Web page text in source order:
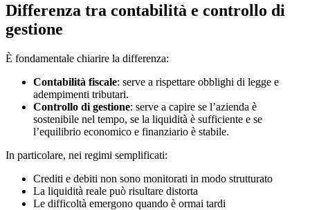
Differenza tra contabilità e controllo di
gestione
È fondamentale chiarire la differenza:
Contabilità fiscale: serve a rispettare obblighi di legge e
adempimenti tributari.
Controllo di gestione: serve a capire se l’azienda è
sostenibile nel tempo, se la liquidità è sufficiente e se
l’equilibrio economico e finanziario è stabile.
In particolare, nei regimi semplificati:
Crediti e debiti non sono monitorati in modo strutturato
La liquidità reale può risultare distorta
Le difficoltà emergono quando è ormai tardi